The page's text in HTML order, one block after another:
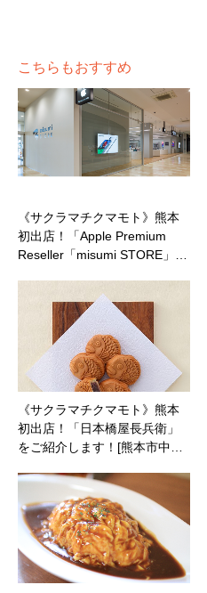
こちらもおすすめ
《サクラマチクマモト》熊本
初出店！「Apple Premium
Reseller「misumi STORE」…
《サクラマチクマモト》熊本
初出店！「日本橋屋長兵衛」
をご紹介します！[熊本市中…